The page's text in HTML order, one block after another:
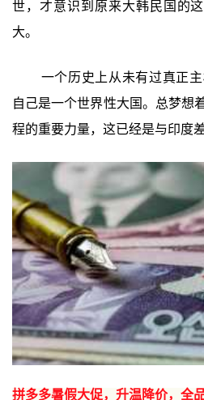
世，才意识到原来大韩民国的
大。
一个历史上从未有过真正
自己是一个世界性大国。总梦想
程的重要力量，这已经是与印度
拼多多暑假大促，升温降价，全